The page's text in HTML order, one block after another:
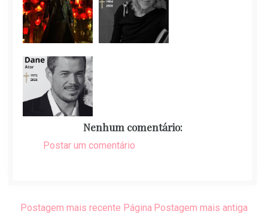
Nenhum comentário:
Postar um comentário
Postagem mais recente Postagem mais antiga
Página